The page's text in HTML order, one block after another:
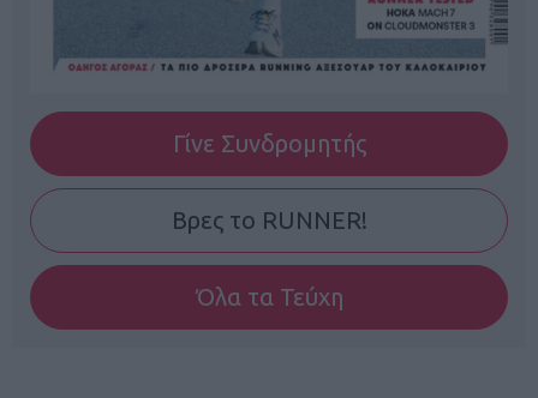
Γίνε Συνδρομητής
Βρες το RUNNER!
Όλα τα Τεύχη